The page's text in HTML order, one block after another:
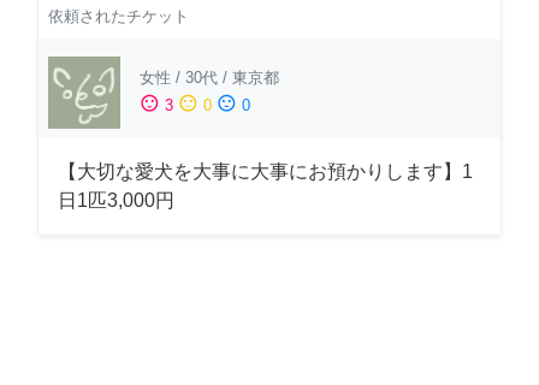
依頼されたチケット
女性 / 30代 / 東京都
sentiment_satisfied 3 sentiment_neutral 0 sentiment_dissatisfied 0
【大切な愛犬を大事に大事にお預かりします】1
日1匹3,000円